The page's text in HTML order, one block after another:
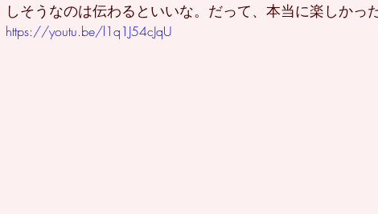
しそうなのは伝わるといいな。だって、本当に楽しかった
https://youtu.be/l1q1J54cJqU